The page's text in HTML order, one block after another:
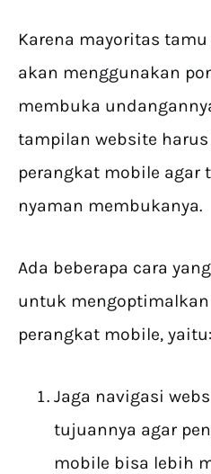
Karena mayoritas
akan menggunakan
membuka
tampilan website
perangkat mobile agar
nyaman membukanya.
Ada beberapa cara
untuk
perangkat mobile, yaitu:
Jaga navigasi
tujuannya agar
mobile bisa lebih